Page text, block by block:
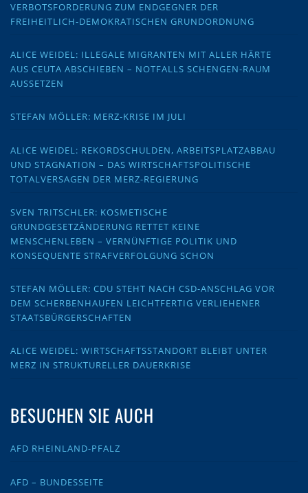
VERBOTSFORDERUNG ZUM ENDGEGNER DER
FREIHEITLICH-DEMOKRATISCHEN GRUNDORDNUNG
ALICE WEIDEL: ILLEGALE MIGRANTEN MIT ALLER HÄRTE
AUS CEUTA ABSCHIEBEN – NOTFALLS SCHENGEN-RAUM
AUSSETZEN
STEFAN MÖLLER: MERZ-KRISE IM JULI
ALICE WEIDEL: REKORDSCHULDEN, ARBEITSPLATZABBAU
UND STAGNATION – DAS WIRTSCHAFTSPOLITISCHE
TOTALVERSAGEN DER MERZ-REGIERUNG
SVEN TRITSCHLER: KOSMETISCHE
GRUNDGESETZÄNDERUNG RETTET KEINE
MENSCHENLEBEN – VERNÜNFTIGE POLITIK UND
KONSEQUENTE STRAFVERFOLGUNG SCHON
STEFAN MÖLLER: CDU STEHT NACH CSD-ANSCHLAG VOR
DEM SCHERBENHAUFEN LEICHTFERTIG VERLIEHENER
STAATSBÜRGERSCHAFTEN
ALICE WEIDEL: WIRTSCHAFTSSTANDORT BLEIBT UNTER
MERZ IN STRUKTURELLER DAUERKRISE
BESUCHEN SIE AUCH
AFD RHEINLAND-PFALZ
AFD – BUNDESSEITE